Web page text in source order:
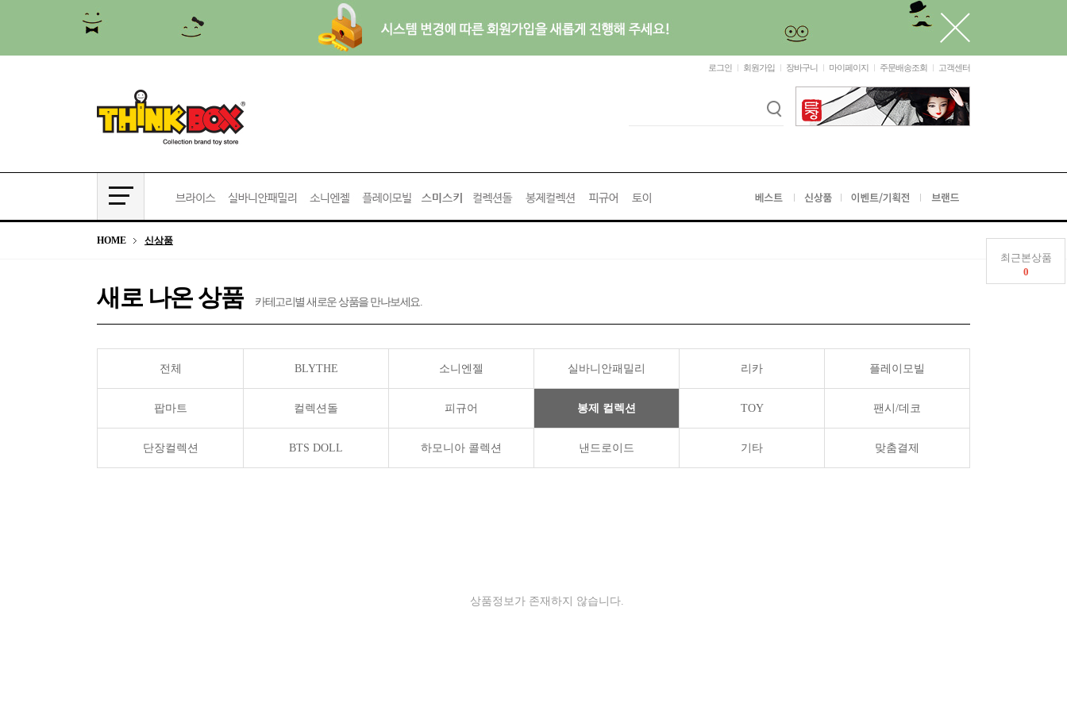
로그인 회원가입 장바구니 마이페이지 주문배송조회 고객센터
HOME 신상품
새로 나온 상품 카테고리별 새로운 상품을 만나보세요.
전체 BLYTHE 소니엔젤 실바니안패밀리 리카 플레이모빌
팝마트 컬렉션돌 피규어 봉제 컬렉션 TOY 팬시/데코
단장컬렉션 BTS DOLL 하모니아 콜렉션 낸드로이드 기타 맞춤결제
상품정보가 존재하지 않습니다.
최근본상품
0